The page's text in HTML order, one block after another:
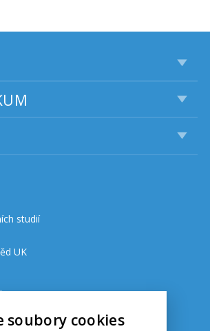
studií
UK
6
soubory cookies